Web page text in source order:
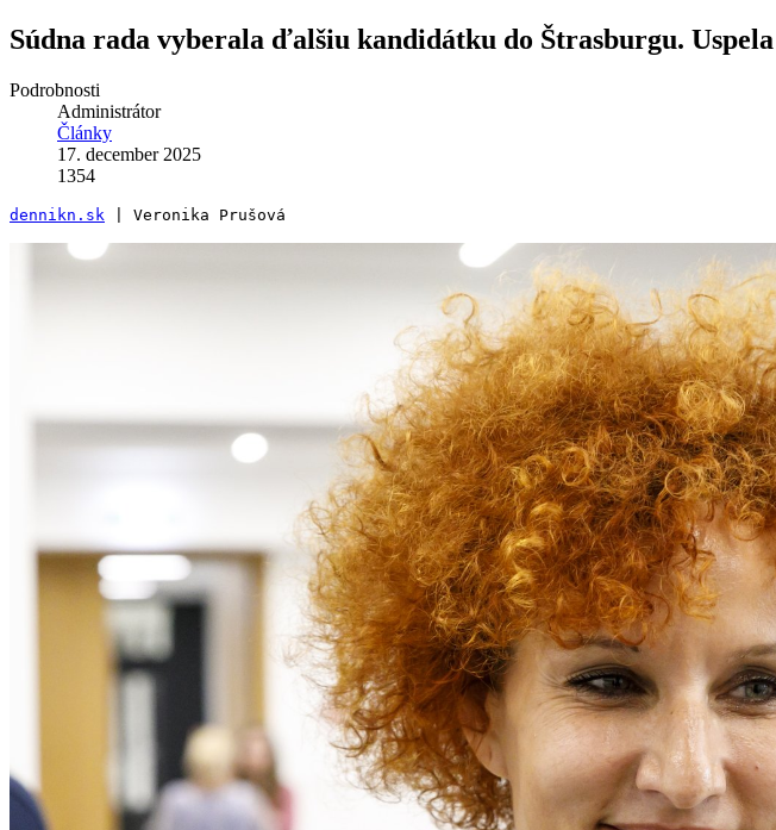
Súdna rada vyberala ďalšiu kandidátku do Štrasburgu.
Podrobnosti
Administrátor
Články
17. december 2025
1354
dennikn.sk | Veronika Prušová